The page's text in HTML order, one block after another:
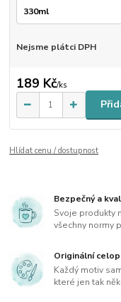
Nejsme plátci DPH
189 Kč/ks
Hlídat cenu / dostupnost
Bezpečný a
Svoje produkty
všechny normy
Originální
Každý motiv
které jen tak